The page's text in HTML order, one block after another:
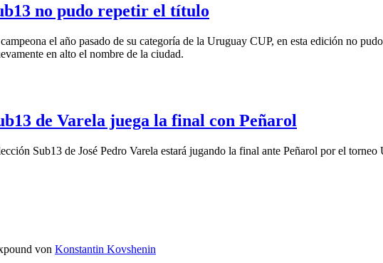
no pudo repetir el título
el año pasado de su categoría de la Uruguay CUP, en esta edición no
en alto el nombre de la ciudad.
de Varela juega la final con Peñarol
Sub13 de José Pedro Varela estará jugando la final ante Peñarol por el
von Konstantin Kovshenin